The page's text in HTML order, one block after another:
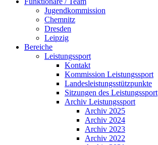
Jugendkommission
Chemnitz
Dresden
Leipzig
Bereiche
Leistungssport
Kontakt
Kommission Leistungssport
Landesleistungsstützpunkte
Sitzungen des Leistungssport
Archiv Leistungssport
Archiv 2025
Archiv 2024
Archiv 2023
Archiv 2022